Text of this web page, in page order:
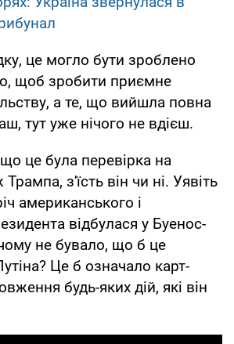
це могло бути зроблено
щоб зробити приємне
а те, що вийшла повна
тут уже нічого не вдієш.
це була перевірка на
Трампа, з'їсть він чи ні. Уявіть
американського і
відбулася у Буенос-
не бувало, що б це
Це б означало карт-
будь-яких дій, які він